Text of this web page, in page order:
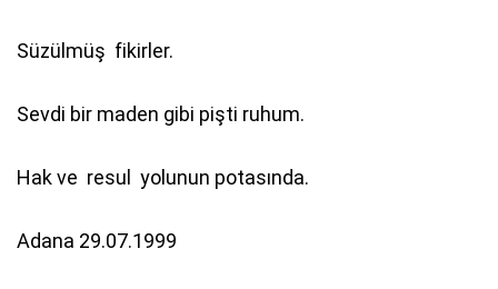
Süzülmüş fikirler.
Sevdi bir maden gibi pişti ruhum.
Hak ve resul yolunun potasında.
Adana 29.07.1999